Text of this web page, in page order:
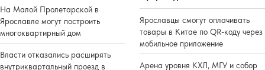
На Малой Пролетарской в
Ярославле могут построить
многоквартирный дом
Власти отказались расширять
внутриквартальный проезд в
Ярославцы смогут оплачивать
товары в Китае по QR-коду через
мобильное приложение
Арена уровня КХЛ, МГУ и собор